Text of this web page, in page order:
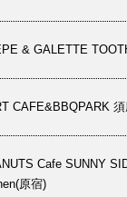
& GALETTE
CAFE&BBQPARK
Cafe SUNNY
原宿)